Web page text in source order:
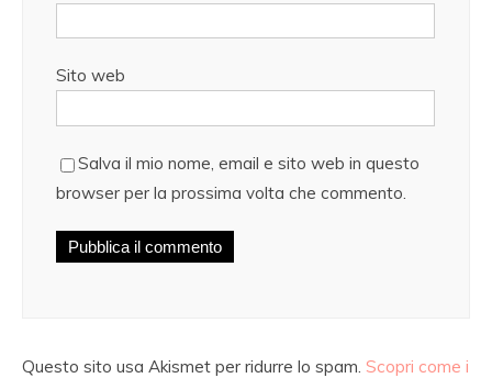
Sito web
Salva il mio nome, email e sito web in questo
browser per la prossima volta che commento.
Questo sito usa Akismet per ridurre lo spam. Scopri come i